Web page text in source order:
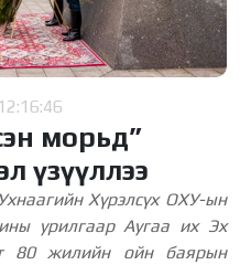
морьд”
үзүүллээ
Хүрэлсүх ОХУ-ын
урилгаар Аугаа их Эх
80 жилийн ойн баярын